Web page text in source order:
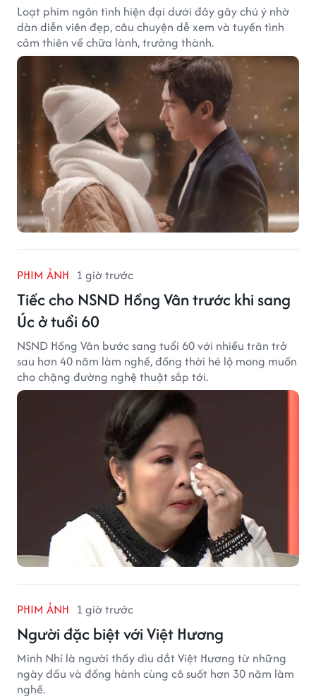
Loạt phim ngôn tình hiện đại dưới đây gây chú ý nhờ
dàn diễn viên đẹp, câu chuyện dễ xem và tuyến tình
cảm thiên về chữa lành, trưởng thành.
PHIM ẢNH 1 giờ trước
Tiếc cho NSND Hồng Vân trước khi sang
Úc ở tuổi 60
NSND Hồng Vân bước sang tuổi 60 với nhiều trăn trở
sau hơn 40 năm làm nghề, đồng thời hé lộ mong muốn
cho chặng đường nghệ thuật sắp tới.
PHIM ẢNH 1 giờ trước
Người đặc biệt với Việt Hương
Minh Nhí là người thầy dìu dắt Việt Hương từ những
ngày đầu và đồng hành cùng cô suốt hơn 30 năm làm
nghề.